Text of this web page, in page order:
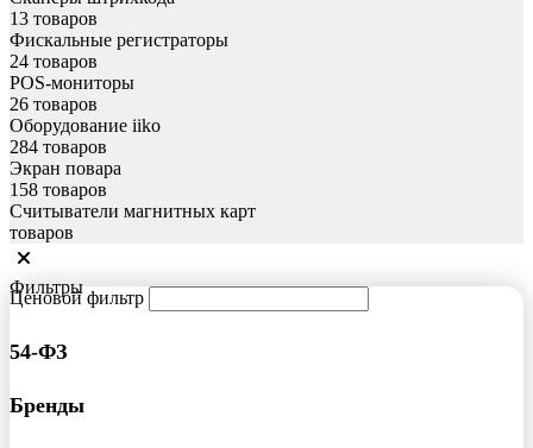
13 товаров
Фискальные регистраторы
24 товаров
POS-мониторы
26 товаров
Оборудование iiko
284 товаров
Экран повара
158 товаров
Считыватели магнитных карт
товаров
Фильтры
Ценовой фильтр
54-ФЗ
Бренды